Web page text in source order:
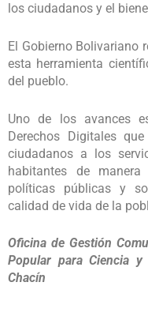
los ciudadanos y el
El Gobierno Bolivariano
esta herramienta
del pueblo.
Uno de los avances
Derechos Digitales
ciudadanos a los
habitantes de
políticas públicas y
calidad de vida de la
Oficina de Gestión
Popular para Ciencia
Chacín